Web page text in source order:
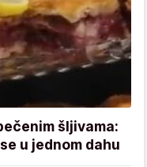
šljivama:
u jednom dahu